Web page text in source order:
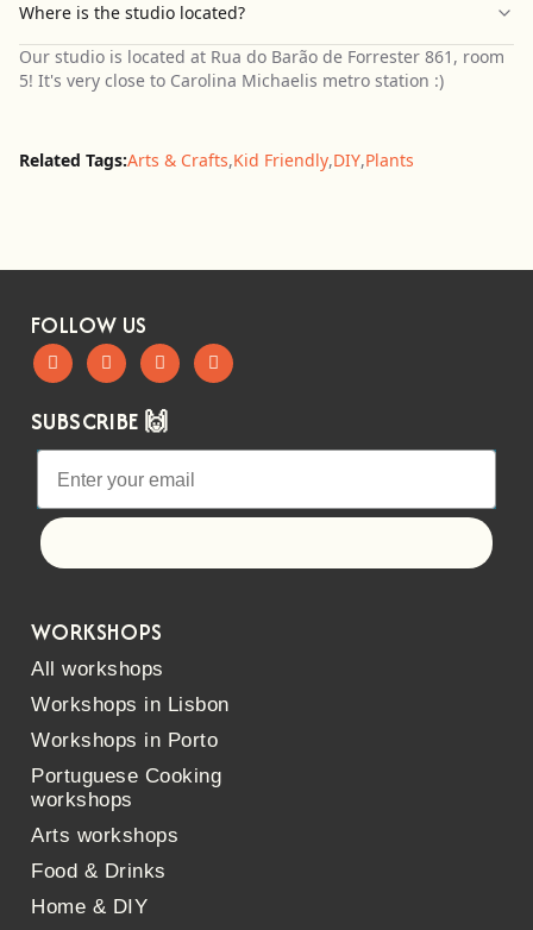
Where is the studio located?
Our studio is located at Rua do Barão de Forrester 861, room
5! It's very close to Carolina Michaelis metro station :)
Related Tags:Arts & Crafts,Kid Friendly,DIY,Plants
FOLLOW US
SUBSCRIBE 🙌
WORKSHOPS
All workshops
Workshops in Lisbon
Workshops in Porto
Portuguese Cooking
workshops
Arts workshops
Food & Drinks
Home & DIY